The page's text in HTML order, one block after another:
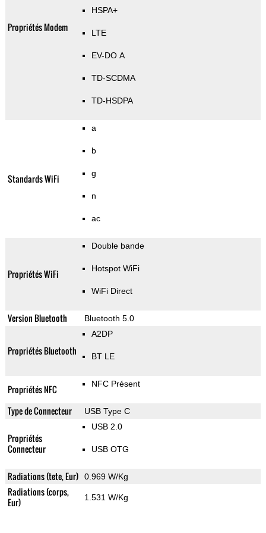
Propriétés Modem
HSPA+
LTE
EV-DO A
TD-SCDMA
TD-HSDPA
Standards WiFi
a
b
g
n
ac
Propriétés WiFi
Double bande
Hotspot WiFi
WiFi Direct
Version Bluetooth Bluetooth 5.0
Propriétés Bluetooth
A2DP
BT LE
Propriétés NFC NFC Présent
Type de Connecteur USB Type C
Propriétés
Connecteur
USB 2.0
USB OTG
Radiations (tete, Eur) 0.969 W/Kg
Radiations (corps,
Eur)
1.531 W/Kg